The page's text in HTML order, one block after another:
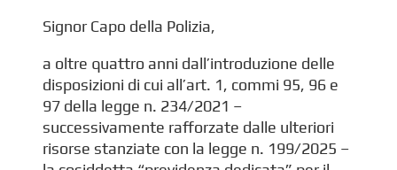
Signor Capo della Polizia,
a oltre quattro anni dall’introduzione delle
disposizioni di cui all’art. 1, commi 95, 96 e
97 della legge n. 234/2021 –
successivamente rafforzate dalle ulteriori
risorse stanziate con la legge n. 199/2025 –